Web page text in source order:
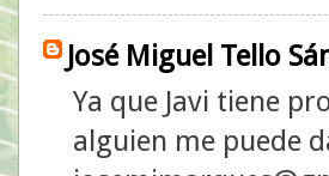
José Miguel Tello
Ya que Javi tiene
alguien me puede